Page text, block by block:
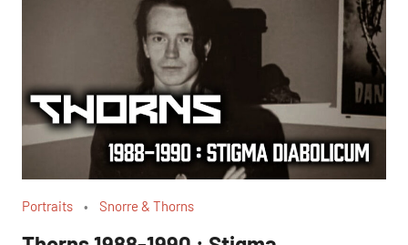
Portraits Snorre & Thorns